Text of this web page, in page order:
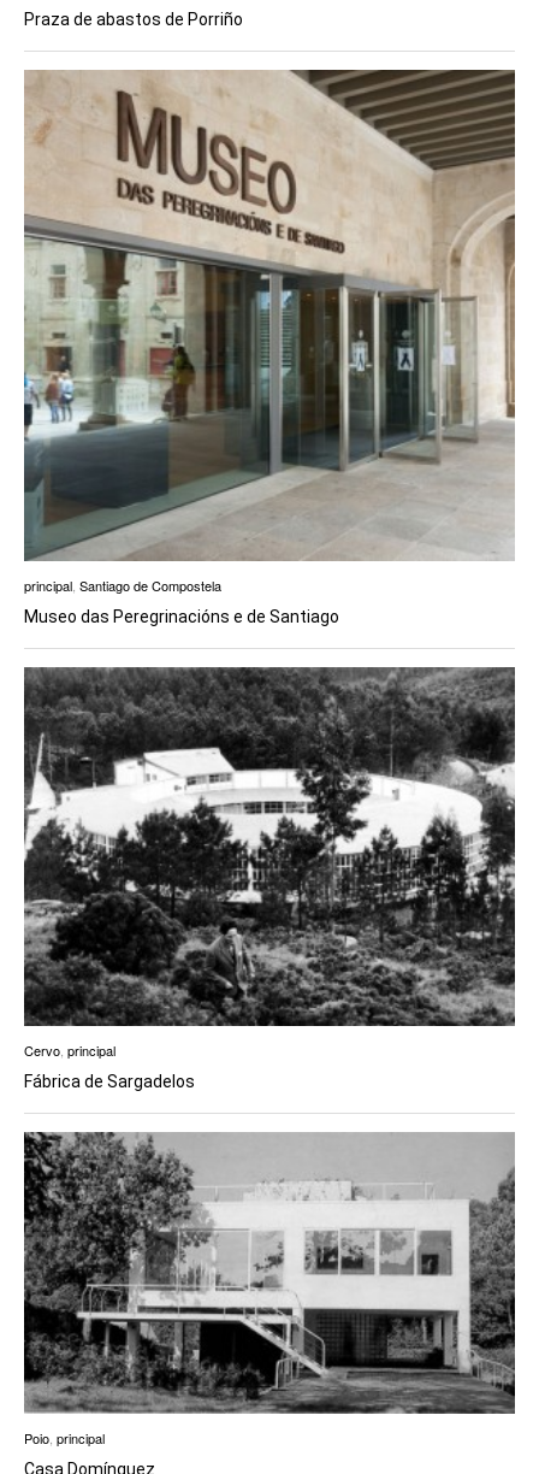
Praza de abastos de Porriño
principal, Santiago de Compostela
Museo das Peregrinacións e de Santiago
Cervo, principal
Fábrica de Sargadelos
Poio principal
Casa Domínguez